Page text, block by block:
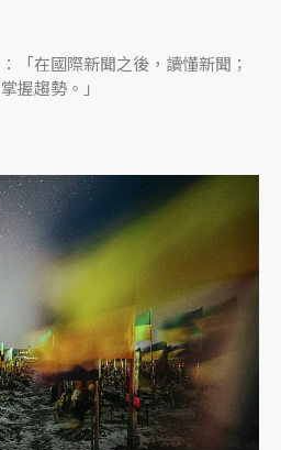
「在國際新聞之後，讀懂新聞；
握趨勢。」